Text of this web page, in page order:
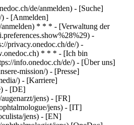
de/anmelden) - [Suche]
) - [Anmelden]
* * * - [Verwaltung der
-
privacy.onedoc.ch/de/) -
* * * - [Ich bin
info.onedoc.ch/de/) - [Über uns]
mission/) - [Presse]
) - [Karriere]
- [DE]
jens) - [FR]
jens) - [IT]
jens) - [EN]